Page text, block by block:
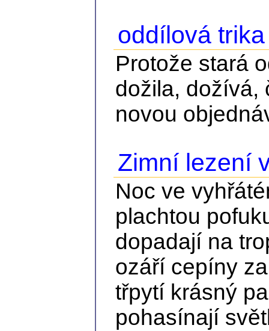
oddílová trika
Protože stará
dožila, dožívá,
novou
Zimní lezení
Noc ve
plachtou
dopadají na
ozáří cepíny
třpytí krásný
pohasínají